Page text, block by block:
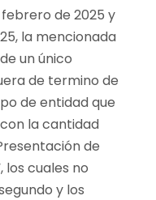
de 2025 y
la mencionada
un único
de termino de
de entidad que
la cantidad
de
cuales no
y los